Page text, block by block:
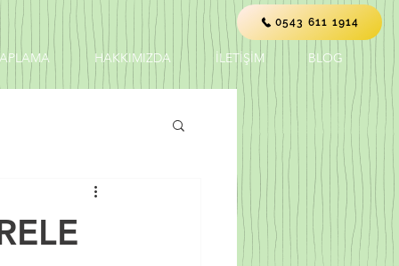
HAKKIMIZDA İLETİŞİM BLOG
0543 611 1914